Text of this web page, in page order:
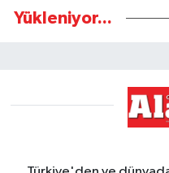
Yükleniyor...